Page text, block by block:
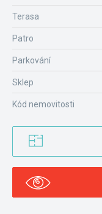
Terasa
Patro
Parkování
Sklep
Kód nemovitosti